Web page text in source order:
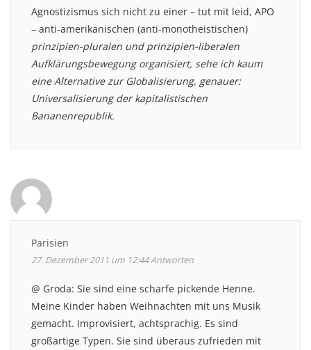
Agnostizismus sich nicht zu einer – tut mit leid, APO
– anti-amerikanischen (anti-monotheistischen)
prinzipien-pluralen und prinzipien-liberalen
Aufklärungsbewegung organisiert, sehe ich kaum
eine Alternative zur Globalisierung, genauer:
Universalisierung der kapitalistischen
Bananenrepublik.
Parisien
27. Dezember 2011 um 12:44Antworten
@ Groda: Sie sind eine scharfe pickende Henne.
Meine Kinder haben Weihnachten mit uns Musik
gemacht. Improvisiert, achtsprachig. Es sind
großartige Typen. Sie sind überaus zufrieden mit